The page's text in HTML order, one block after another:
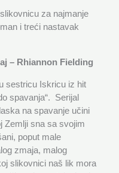
za najmanje
i treći nastavak
– Rhiannon Fielding
sestricu Iskricu iz hit
spavanja“. Serijal
na spavanje učini
Zemlji sna sa svojim
poput male
zmaja, malog
slikovnici naš lik mora